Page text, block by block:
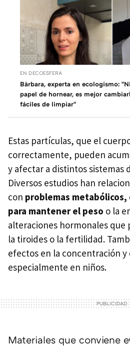
EN DECOESFERA
Bàrbara, experta en ecologismo:
papel de hornear, es mejor
fáciles de limpiar"
Estas partículas, que el
correctamente, pueden
y afectar a distintos sistemas
Diversos estudios han
con problemas
para mantener el peso o la
alteraciones hormonales que
la tiroides o la fertilidad.
efectos en la concentración
especialmente en niños.
Materiales que conviene